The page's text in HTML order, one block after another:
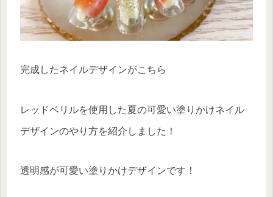
完成したネイルデザインがこちら
レッドベリルを使用した夏の可愛い塗りかけネイル
デザインのやり方を紹介しました！
透明感が可愛い塗りかけデザインです！